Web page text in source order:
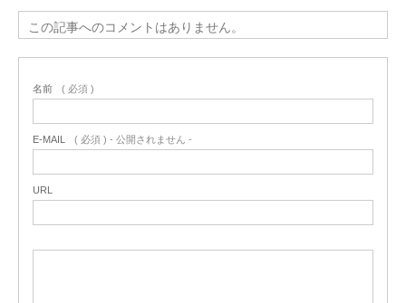
この記事へのコメントはありません。
名前 ( 必須 )
E-MAIL ( 必須 ) - 公開されません -
URL